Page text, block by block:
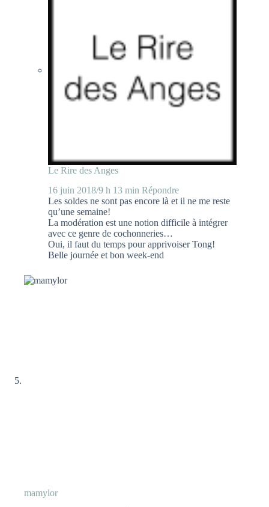
Le Rire des Anges
16 juin 2018/9 h 13 min Répondre
Les soldes ne sont pas encore là et il ne me reste
qu’une semaine!
La modération est une notion difficile à intégrer
avec ce genre de cochonneries…
Oui, il faut du temps pour apprivoiser Tong!
Belle journée et bon week-end
mamylor